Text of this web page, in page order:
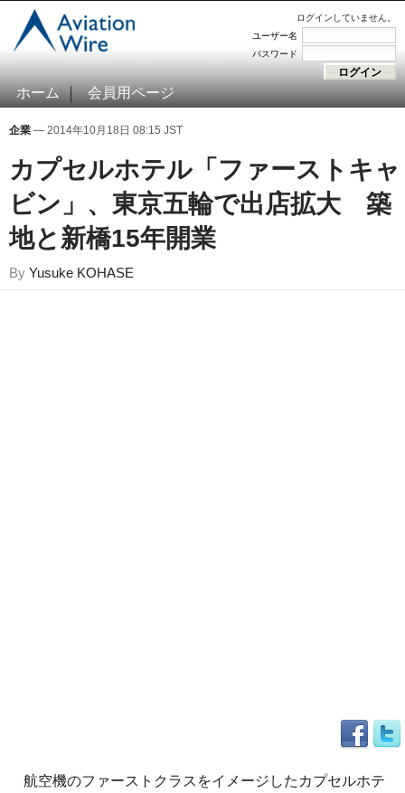
ログインしていません。
ユーザー名
パスワード
ホーム 会員用ページ
企業 — 2014年10月18日 08:15 JST
カプセルホテル「ファーストキャ
ビン」、東京五輪で出店拡大 築
地と新橋15年開業
By Yusuke KOHASE
航空機のファーストクラスをイメージしたカプセルホテ